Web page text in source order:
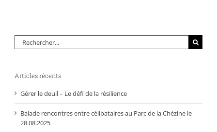
Rechercher:
Articles récents
Gérer le deuil – Le défi de la résilience
Balade rencontres entre célibataires au Parc de la Chézine le
28.08.2025